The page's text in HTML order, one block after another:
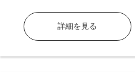
詳細を見る